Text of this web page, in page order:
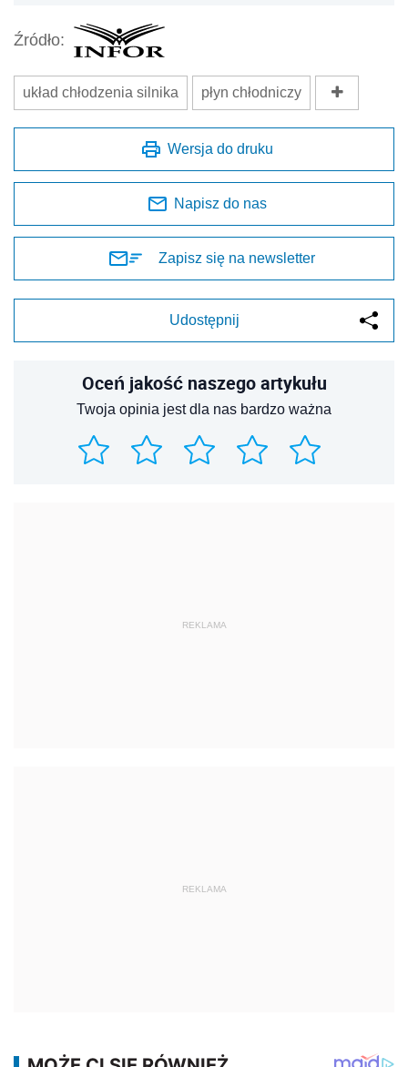
Źródło:
układ chłodzenia silnika płyn chłodniczy
Wersja do druku
Napisz do nas
Zapisz się na newsletter
Udostępnij
Oceń jakość naszego artykułu
Twoja opinia jest dla nas bardzo ważna
REKLAMA
REKLAMA